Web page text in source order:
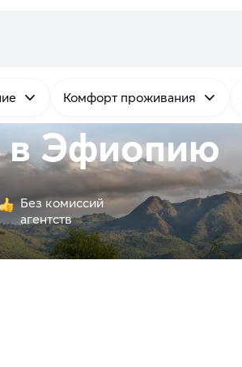
Комфорт проживания
в Эфиопию
Без комиссий
агентств